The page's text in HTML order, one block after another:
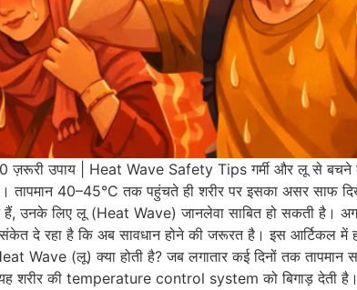
ज़रूरी उपाय | Heat Wave Safety Tips गर्मी और लू से बचने
तापमान 40–45°C तक पहुंचते ही शरीर पर इसका असर साफ
हैं, उनके लिए लू (Heat Wave) जानलेवा साबित हो सकती है।
दे रहा है कि अब सावधान होने की जरूरत है। इस आर्टिकल
Wave (लू) क्या होती है? जब लगातार कई दिनों तक तापमान
यह शरीर की temperature control system को बिगाड़